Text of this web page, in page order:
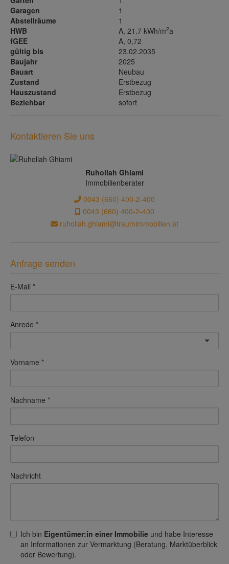
Garagen
1
Abstellräume
1
HWB
A, 21.7 kWh/m2a
fGEE
A, 0,72
gültig bis
23.02.2035
Baujahr
2025
Bauart
Neubau
Zustand
Erstbezug
Hauszustand
Erstbezug
Beziehbar
sofort
Kontaktieren Sie uns
Ruhollah Ghiami
Immobilienberater
0043 (660) 400-2-400
0043 (660) 400-2-400
ruhollah.ghiami@traumimmobilien.at
Anfrage senden
E-Mail
Anrede
Vorname
Nachname
Telefon
Nachricht
Ich bin Eigentümer:in einer Immobilie und habe Interesse
an Informationen zur Vermarktung (Beratung, Marktüberblick
oder Bewertung).